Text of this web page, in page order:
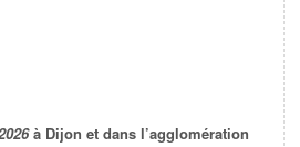
à Dijon et dans l’agglomération